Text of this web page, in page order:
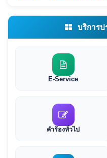
บริการ
E-Service
คำร้องทั่วไป